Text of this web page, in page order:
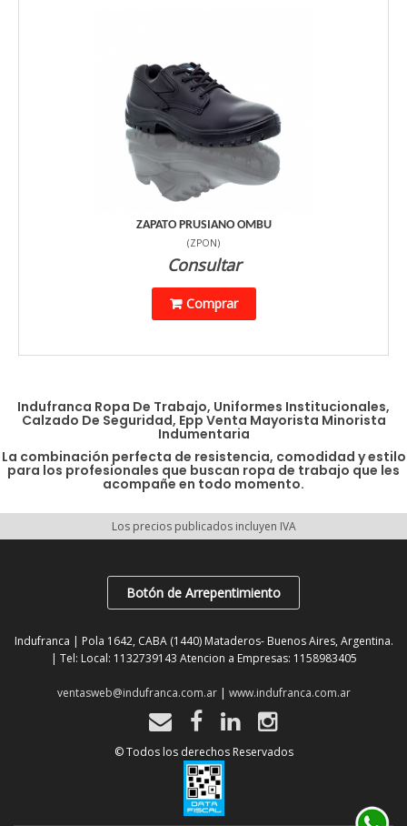
ZAPATO PRUSIANO OMBU
(ZPON)
Consultar
Comprar
Indufranca Ropa De Trabajo, Uniformes Institucionales,
Calzado De Seguridad, Epp Venta Mayorista Minorista
Indumentaria
La combinación perfecta de resistencia, comodidad y estilo
para los profesionales que buscan ropa de trabajo que les
acompañe en todo momento.
Los precios publicados incluyen IVA
Botón de Arrepentimiento
Indufranca | Pola 1642, CABA (1440) Mataderos- Buenos Aires, Argentina.
| Tel: Local: 1132739143 Atencion a Empresas: 1158983405
ventasweb@indufranca.com.ar| www.indufranca.com.ar
© Todos los derechos Reservados